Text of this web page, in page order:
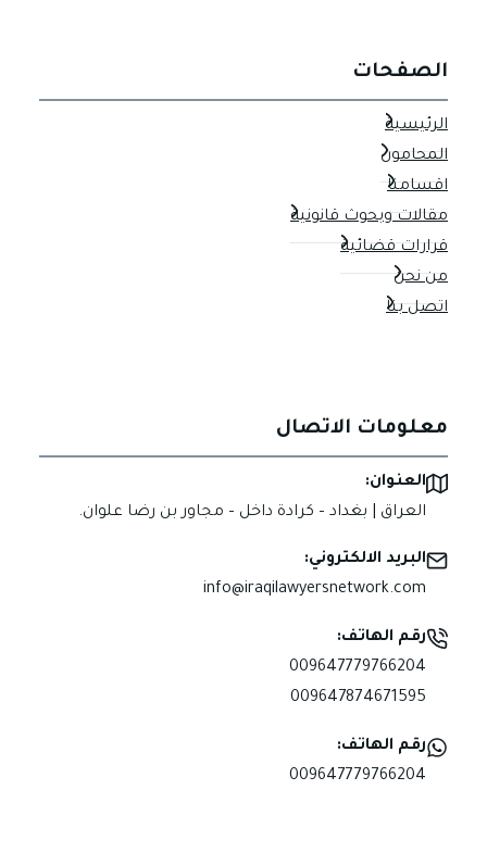
الصفحات
الرئيسية
المحامون
اقسامنا
مقالات وبحوث قانونية
قرارات قضائية
من نحن
اتصل بنا
معلومات الاتصال
العنوان:
العراق | بغداد – كرادة داخل – مجاور بن رضا علوان.
البريد الالكتروني:
info@iraqilawyersnetwork.com
رقم الهاتف:
009647779766204
009647874671595
رقم الهاتف:
009647779766204